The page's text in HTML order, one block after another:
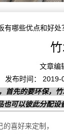
有哪些优点和好处
文章编
发布时间：
首先的要环保，
可以彼此分配设
喜好来定制，